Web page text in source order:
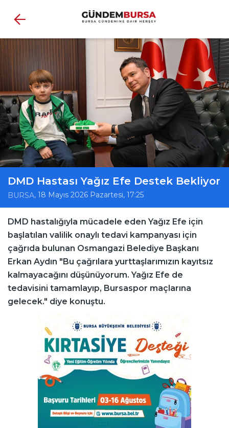
DMD Hastası Yağız Efe Destek Bekliyor
BURSA, 18 Mayıs 2026 Pazartesi, 17:25
DMD hastalığıyla mücadele eden Yağız Efe için
başlatılan valilik onaylı tedavi kampanyası için
çağrıda bulunan Osmangazi Belediye Başkanı
Erkan Aydın "Bu çağrılara yurttaşlarımızın kayıtsız
kalmayacağını düşünüyorum. Yağız Efe de
tedavisini tamamlayıp, Bursaspor maçlarına
gelecek." diye konuştu.